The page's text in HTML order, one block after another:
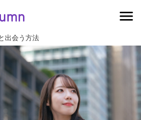
出会う方法